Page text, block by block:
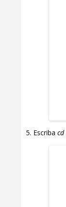
Escriba